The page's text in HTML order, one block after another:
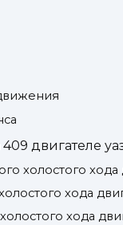
двигателе
холостого
хода
хода